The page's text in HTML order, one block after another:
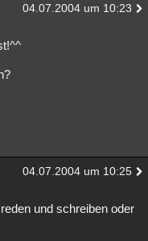
04.07.2004 um 10:23
04.07.2004 um 10:25
und schreiben oder